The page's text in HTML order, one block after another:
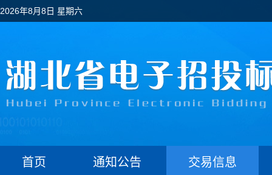
2026年8月8日 星期六
首页 通知公告 交易信息